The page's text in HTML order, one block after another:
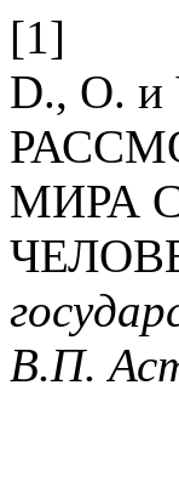
[1]
D., O.
МИРА
В.П.